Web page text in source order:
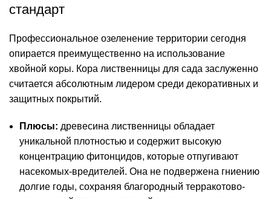
стандарт
Профессиональное озеленение территории сегодня
опирается преимущественно на использование
хвойной коры. Кора лиственницы для сада заслуженно
считается абсолютным лидером среди декоративных и
защитных покрытий.
Плюсы: древесина лиственницы обладает
уникальной плотностью и содержит высокую
концентрацию фитонцидов, которые отпугивают
насекомых-вредителей. Она не подвержена гниению
долгие годы, сохраняя благородный терракотово-